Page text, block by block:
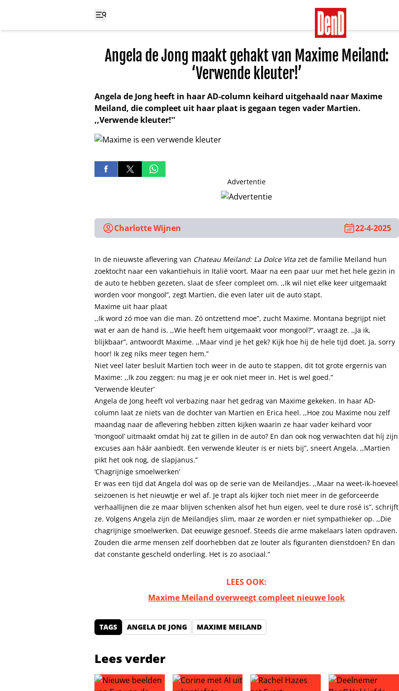
Angela de Jong maakt gehakt van Maxime Meiland:
‘Verwende kleuter!’
Angela de Jong heeft in haar AD-column keihard uitgehaald naar Maxime
Meiland, die compleet uit haar plaat is gegaan tegen vader Martien.
,,Verwende kleuter!''
Advertentie
Charlotte Wijnen 22-4-2025
In de nieuwste aflevering van Chateau Meiland: La Dolce Vita zet de familie Meiland hun
zoektocht naar een vakantiehuis in Italië voort. Maar na een paar uur met het hele gezin in
de auto te hebben gezeten, slaat de sfeer compleet om. ,,Ik wil niet elke keer uitgemaakt
worden voor mongool”, zegt Martien, die even later uit de auto stapt.
Maxime uit haar plaat
,,Ik word zó moe van die man. Zó ontzettend moe”, zucht Maxime. Montana begrijpt niet
wat er aan de hand is. ,,Wie heeft hem uitgemaakt voor mongool?”, vraagt ze. ,,Ja ik,
blijkbaar”, antwoordt Maxime. ,,Maar vind je het gek? Kijk hoe hij de hele tijd doet. Ja, sorry
hoor! Ik zeg níks meer tegen hem.”
Niet veel later besluit Martien toch weer in de auto te stappen, dit tot grote ergernis van
Maxime: ,,Ik zou zeggen: nu mag je er ook niet meer in. Het is wel goed.”
‘Verwende kleuter’
Angela de Jong heeft vol verbazing naar het gedrag van Maxime gekeken. In haar AD-
column laat ze niets van de dochter van Martien en Erica heel. ,,Hoe zou Maxime nou zelf
maandag naar de aflevering hebben zitten kijken waarin ze haar vader keihard voor
‘mongool’ uitmaakt omdat hij zat te gillen in de auto? En dan ook nog verwachten dat híj zijn
excuses aan háár aanbiedt. Een verwende kleuter is er niets bij”, sneert Angela. ,,Martien
pikt het ook nog, de slapjanus.”
‘Chagrijnige smoelwerken’
Er was een tijd dat Angela dol was op de serie van de Meilandjes. ,,Maar na weet-ik-hoeveel
seizoenen is het nieuwtje er wel af. Je trapt als kijker toch niet meer in de geforceerde
verhaallijnen die ze maar blijven schenken alsof het hun eigen, veel te dure rosé is”, schrijft
ze. Volgens Angela zijn de Meilandjes slim, maar ze worden er niet sympathieker op. ,,Die
chagrijnige smoelwerken. Dat eeuwige gesnoef. Steeds die arme makelaars laten opdraven.
Zouden die arme mensen zelf doorhebben dat ze louter als figuranten dienstdoen? En dan
dat constante gescheld onderling. Het is zo asociaal.”
LEES OOK:
Maxime Meiland overweegt compleet nieuwe look
TAGS ANGELA DE JONG MAXIME MEILAND
Lees verder